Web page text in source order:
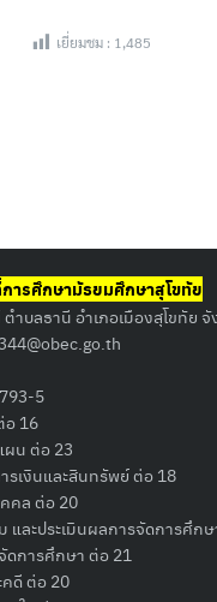
เยี่ยมชม : 1,485
ารศึกษามัธยมศึกษาสุโขทัย
บลธานี อำเภอเมืองสุโขทัย จั
5
อ 16
ผน ต่อ 23
รเงินและสินทรัพย์ ต่อ 18
คล ต่อ 20
และประเมินผลการจัดการศึก
ดการศึกษา ต่อ 21
ดี ต่อ 20